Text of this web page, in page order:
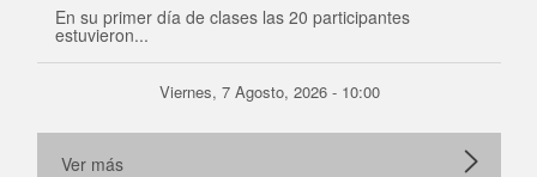
En su primer día de clases las 20 participantes
estuvieron...
Viernes, 7 Agosto, 2026 - 10:00
Ver más